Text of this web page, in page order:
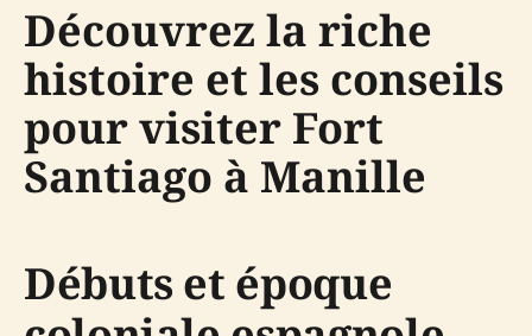
Découvrez la riche
histoire et les conseils
pour visiter Fort
Santiago à Manille
Débuts et époque